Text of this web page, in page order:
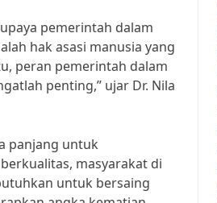
pemerintah dalam
hak asasi manusia yang
peran pemerintah dalam
penting,” ujar Dr. Nila
panjang untuk
masyarakat di
untuk bersaing